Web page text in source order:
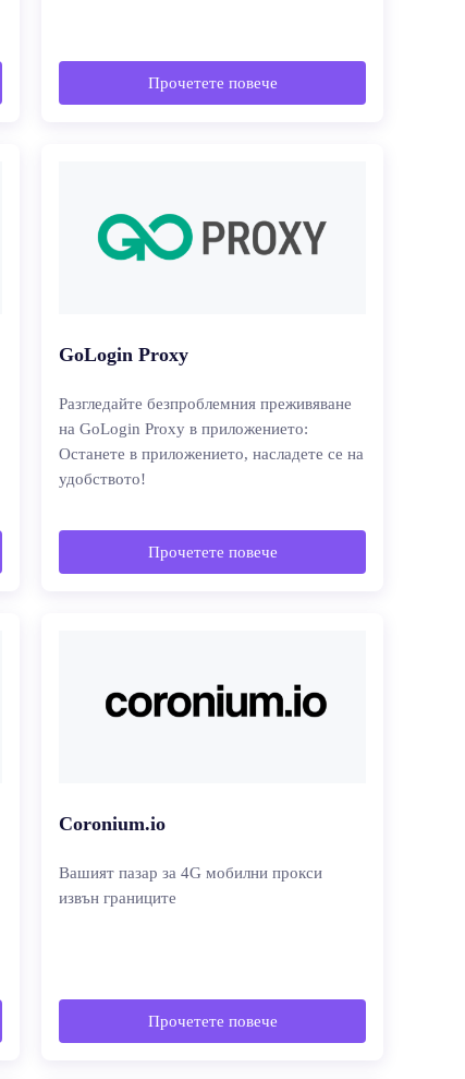
Прочетете повече
GoLogin Proxy
Разгледайте безпроблемния преживяване
на GoLogin Proxy в приложението:
Останете в приложението, насладете се на
удобството!
Прочетете повече
Coronium.io
Вашият пазар за 4G мобилни прокси
извън границите
Прочетете повече